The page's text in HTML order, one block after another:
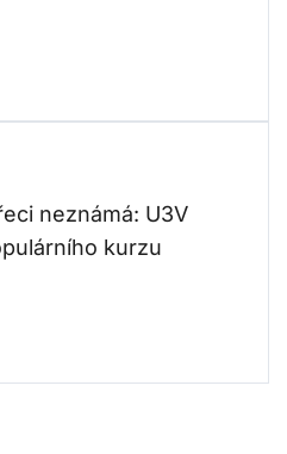
neznámá: U3V
kurzu